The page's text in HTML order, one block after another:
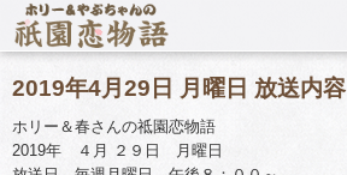
2019年4月29日 月曜日 放送内容
ホリー＆春さんの祗園恋物語
2019年 ４月 ２９日 月曜日